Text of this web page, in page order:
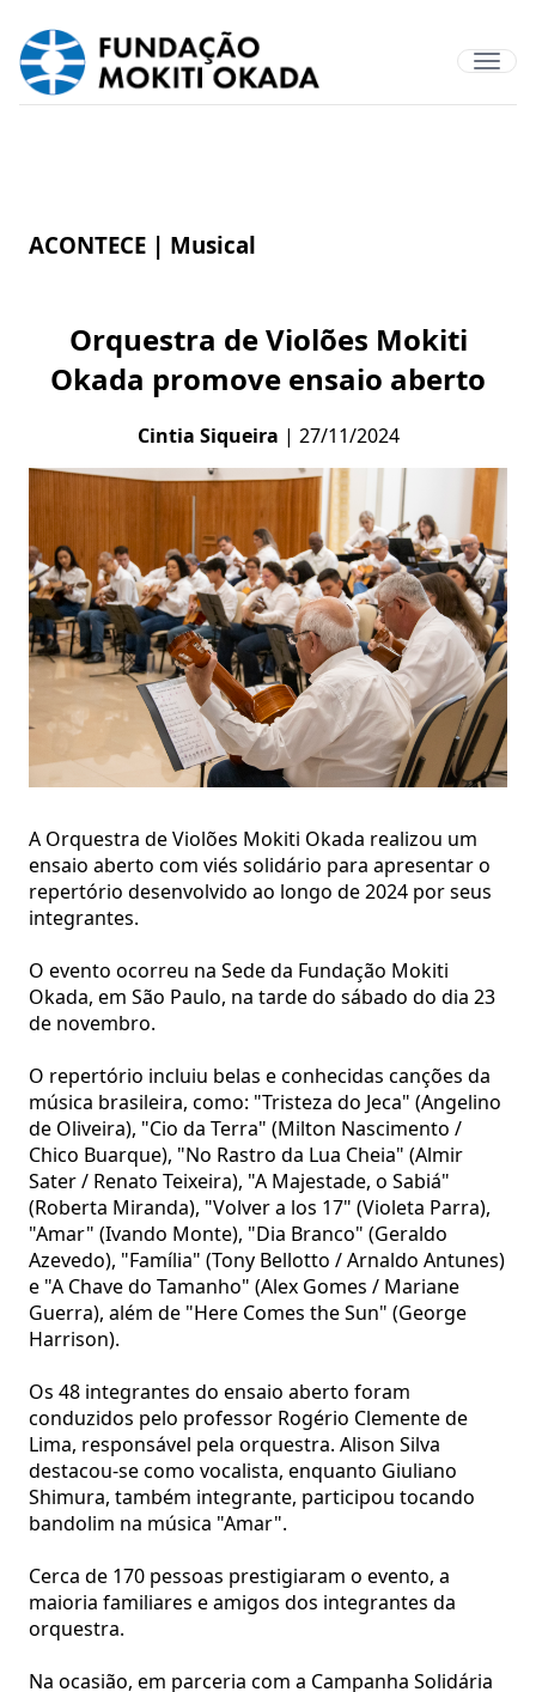
ACONTECE | Musical
Orquestra de Violões Mokiti
Okada promove ensaio aberto
Cintia Siqueira | 27/11/2024
A Orquestra de Violões Mokiti Okada realizou um
ensaio aberto com viés solidário para apresentar o
repertório desenvolvido ao longo de 2024 por seus
integrantes.
O evento ocorreu na Sede da Fundação Mokiti
Okada, em São Paulo, na tarde do sábado do dia 23
de novembro.
O repertório incluiu belas e conhecidas canções da
música brasileira, como: "Tristeza do Jeca" (Angelino
de Oliveira), "Cio da Terra" (Milton Nascimento /
Chico Buarque), "No Rastro da Lua Cheia" (Almir
Sater / Renato Teixeira), "A Majestade, o Sabiá"
(Roberta Miranda), "Volver a los 17" (Violeta Parra),
"Amar" (Ivando Monte), "Dia Branco" (Geraldo
Azevedo), "Família" (Tony Bellotto / Arnaldo Antunes)
e "A Chave do Tamanho" (Alex Gomes / Mariane
Guerra), além de "Here Comes the Sun" (George
Harrison).
Os 48 integrantes do ensaio aberto foram
conduzidos pelo professor Rogério Clemente de
Lima, responsável pela orquestra. Alison Silva
destacou-se como vocalista, enquanto Giuliano
Shimura, também integrante, participou tocando
bandolim na música "Amar".
Cerca de 170 pessoas prestigiaram o evento, a
maioria familiares e amigos dos integrantes da
orquestra.
Na ocasião, em parceria com a Campanha Solidária